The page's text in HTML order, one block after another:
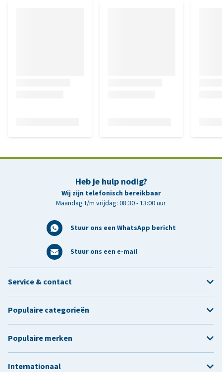
Heb je hulp nodig?
Wij zijn telefonisch bereikbaar
Maandag t/m vrijdag: 08:30 - 13:00 uur
Stuur ons een WhatsApp bericht
Stuur ons een e-mail
Service & contact
Populaire categorieën
Populaire merken
Internationaal